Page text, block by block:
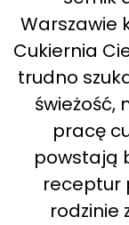
Warszawie
Cukiernia
trudno
świeżość,
pracę
powstają
receptur
rodzinie